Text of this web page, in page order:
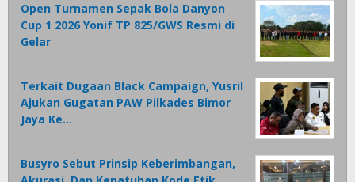
Open Turnamen Sepak Bola Danyon
Cup 1 2026 Yonif TP 825/GWS Resmi di
Gelar
Terkait Dugaan Black Campaign, Yusril
Ajukan Gugatan PAW Pilkades Bimor
Jaya Ke…
Busyro Sebut Prinsip Keberimbangan,